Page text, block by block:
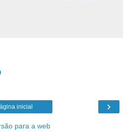
›
inicial
para a web